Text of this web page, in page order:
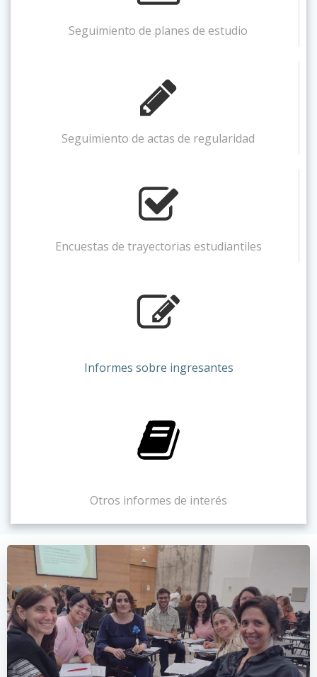
Seguimiento de planes de estudio
Seguimiento de actas de regularidad
Encuestas de trayectorias estudiantiles
Informes sobre ingresantes
Otros informes de interés